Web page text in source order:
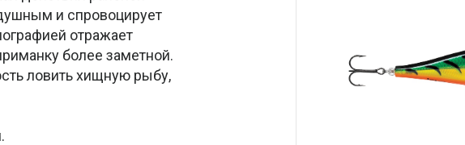
и спровоцирует
отражает
более заметной.
ловить хищную рыбу,